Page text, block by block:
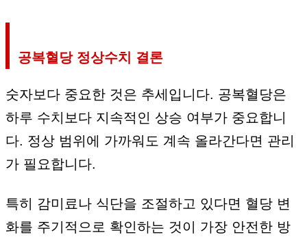
공복혈당 정상수치 결론
숫자보다 중요한 것은 추세입니다. 공복혈당은
하루 수치보다 지속적인 상승 여부가 중요합니
다. 정상 범위에 가까워도 계속 올라간다면 관리
가 필요합니다.
특히 감미료나 식단을 조절하고 있다면 혈당 변
화를 주기적으로 확인하는 것이 가장 안전한 방